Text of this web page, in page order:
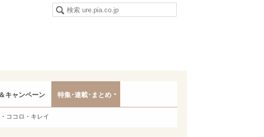
キャンペーン 特集･連載･まとめ
ココロ・キレイ